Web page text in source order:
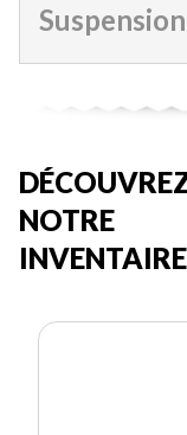
Suspension
NOTRE
INVENTAIRE